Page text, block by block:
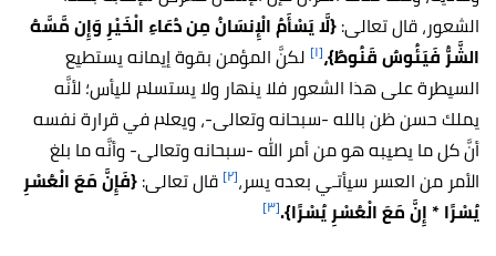
الشعور، قال تعالى:{لَّا يَسْأَمُ الْإِنسَانُ مِن دُعَاءِ الْخَيْرِ وَإِن مَّسَّهُ
الشَّرُّ فَيَئُوسٌ قَنُوطٌ}،[١] لكنَّ المؤمن بقوة إيمانه يستطيع
السيطرة على هذا الشعور فلا ينهار ولا يستسلم لليأس؛ لأنَّه
يملك حسن ظن بالله -سبحانه وتعالى-، ويعلم في قرارة نفسه
أنَّ كل ما يصيبه هو من أمر الله -سبحانه وتعالى- وأنَّه ما بلغ
الأمر من العسر سيأتـي بعده يسر،[٢] قال تعالى:{فَإِنَّ مَعَ الْعُسْرِ
يُسْرًا * إِنَّ مَعَ الْعُسْرِ يُسْرًا}.[٣]